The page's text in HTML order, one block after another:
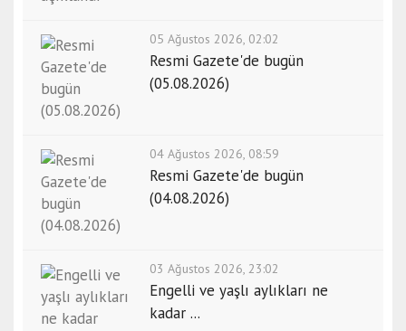
05 Ağustos 2026, 02:02
Resmi Gazete'de bugün
(05.08.2026)
04 Ağustos 2026, 08:59
Resmi Gazete'de bugün
(04.08.2026)
03 Ağustos 2026, 23:02
Engelli ve yaşlı aylıkları ne
kadar ...